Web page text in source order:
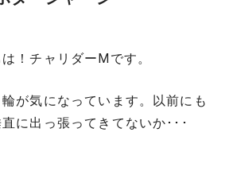
！チャリダーMです。
が気になっています。以前にも
に出っ張ってきてないか･･･